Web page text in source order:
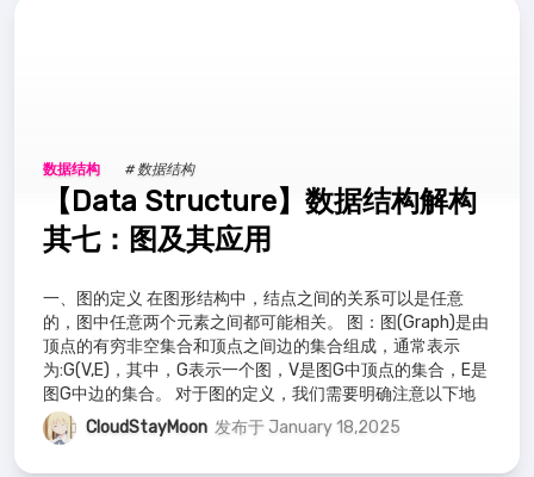
数据结构 # 数据结构
【Data Structure】数据结构解构
其七：图及其应用
一、图的定义 在图形结构中，结点之间的关系可以是任意
的，图中任意两个元素之间都可能相关。 图：图(Graph)是由
顶点的有穷非空集合和顶点之间边的集合组成，通常表示
为:G(V,E)，其中，G表示一个图，V是图G中顶点的集合，E是
图G中边的集合。 对于图的定义，我们需要明确注意以下地
方： 线性表中我们
CloudStayMoon 发布于 January 18,2025